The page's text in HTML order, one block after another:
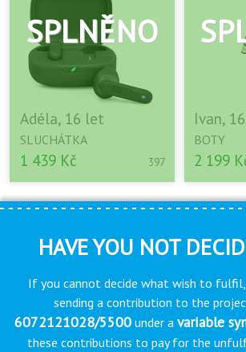
Adéla, 16 let
SLUCHÁTKA
1 439 Kč 397
Ivan,
BOTY
2 199
HAVE YOU NOT
If you cannot decide what wish to fulfil,
sending a contribution to the
6072121028/5500under a variable
these contributions to pay for the